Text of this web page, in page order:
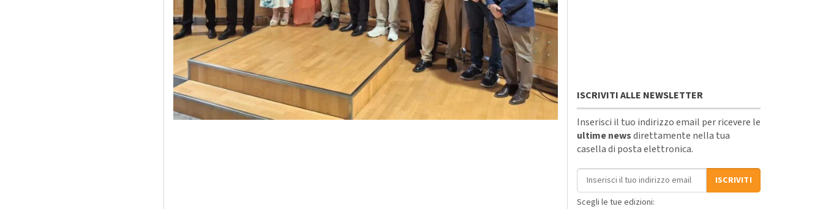
ISCRIVITI ALLE NEWSLETTER
Inserisci il tuo indirizzo email per ricevere le
ultime newsdirettamente nella tua
casella di posta elettronica.
Indirizzo email
ISCRIVITI
Scegli le tue edizioni: